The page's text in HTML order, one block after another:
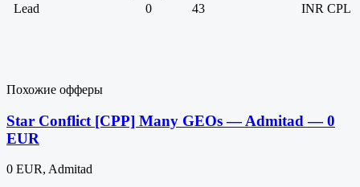
Lead
0 43 INR CPL
Похожие офферы
Star Conflict [CPP] Many GEOs — Admitad — 0
EUR
0 EUR, Admitad